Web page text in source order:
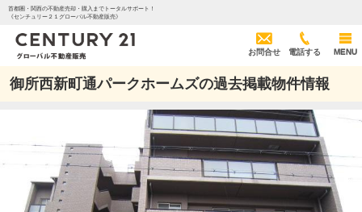
首都圏・関西の不動産売却・購入までトータルサポート！
《センチュリー２１グローバル不動産販売》
お問合せ 電話する MENU
御所西新町通パークホームズの過去掲載物件情報